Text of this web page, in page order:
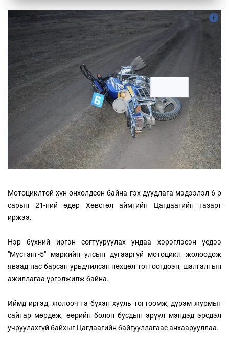
Мотоциклтой хүн онхолдсон байна гэх дуудлага мэдээлэл 6-р
сарын 21-ний өдөр Хөвсгөл аймгийн Цагдаагийн газарт
иржээ.
Нэр бүхний иргэн согтууруулах ундаа хэрэглэсэн үедээ
"Мустанг-5" маркийн улсын дугааргүй мотоцикл жолоодож
яваад нас барсан урьдчилсан нөхцөл тогтоогдоэн, шалгалтын
ажиллагаа үргэлжилж байна.
Иймд иргэд, жолооч та бүхэн хууль тогтоомж, дүрэм журмыг
сайтар мөрдөж, өөрийн болон бусдын эрүүл мэндэд эрсдэл
учруулахгүй байхыг Цагдаагийн байгууллагаас анхаарууллаа.